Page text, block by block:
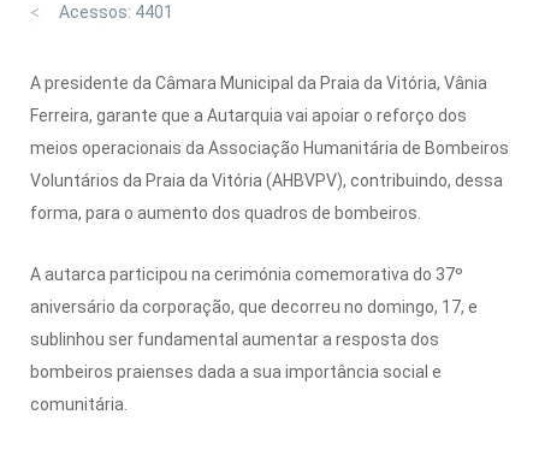
Acessos: 4401
A presidente da Câmara Municipal da Praia da Vitória, Vânia
Ferreira, garante que a Autarquia vai apoiar o reforço dos
meios operacionais da Associação Humanitária de Bombeiros
Voluntários da Praia da Vitória (AHBVPV), contribuindo, dessa
forma, para o aumento dos quadros de bombeiros.
A autarca participou na cerimónia comemorativa do 37º
aniversário da corporação, que decorreu no domingo, 17, e
sublinhou ser fundamental aumentar a resposta dos
bombeiros praienses dada a sua importância social e
comunitária.